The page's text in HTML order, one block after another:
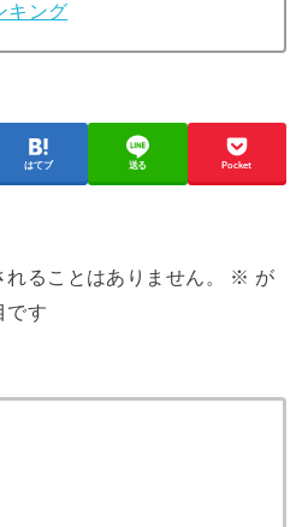
キング
はてブ 送る Pocket
ることはありません。 ※ が
です